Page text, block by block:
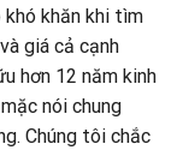
khó khăn khi tìm
giá cả cạnh
hơn 12 năm kinh
nói chung
Chúng tôi chắc